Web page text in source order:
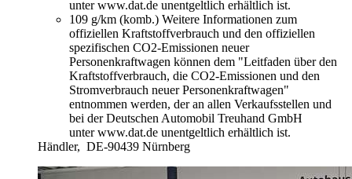
unter www.dat.de unentgeltlich erhältlich ist.
109 g/km (komb.) Weitere Informationen zum
offiziellen Kraftstoffverbrauch und den offiziellen
spezifischen CO2-Emissionen neuer
Personenkraftwagen können dem "Leitfaden über den
Kraftstoffverbrauch, die CO2-Emissionen und den
Stromverbrauch neuer Personenkraftwagen"
entnommen werden, der an allen Verkaufsstellen und
bei der Deutschen Automobil Treuhand GmbH
unter www.dat.de unentgeltlich erhältlich ist.
Händler, DE-90439 Nürnberg